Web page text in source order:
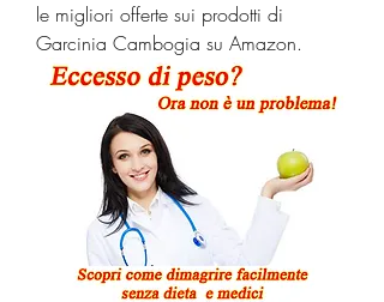
le migliori offerte sui prodotti di
Garcinia Cambogia su Amazon.